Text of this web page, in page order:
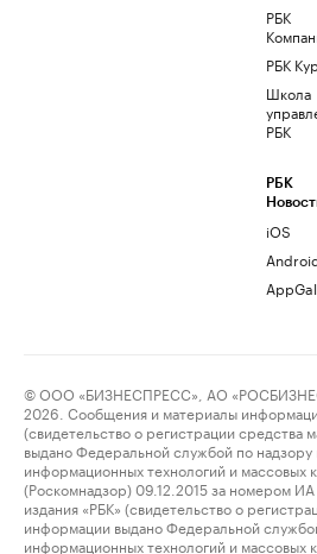
РБК
РБК
Школа
РБК
РБК
iOS
© ООО «БИЗНЕСПРЕСС», АО
2026. Сообщения и материалы
(свидетельство о регистрации средства
выдано Федеральной службой по надзору
информационных технологий и массовых
(Роскомнадзор) 09.12.2015 за номером
издания «РБК» (свидетельство о
информации выдано Федеральной
информационных технологий и массовых